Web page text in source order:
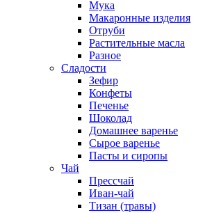
Мука
Макаронные изделия
Отруби
Растительные масла
Разное
Сладости
Зефир
Конфеты
Печенье
Шоколад
Домашнее варенье
Сырое варенье
Пасты и сиропы
Чай
Прессчай
Иван-чай
Тизан (травы)